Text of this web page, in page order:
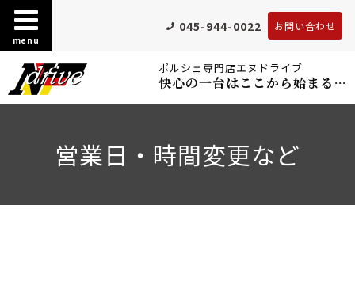
menu
045-944-0022 お問い合わせ
ポルシェ専門店エヌドライブ
快心の一台はここから始まる…
営業日・時間変更など